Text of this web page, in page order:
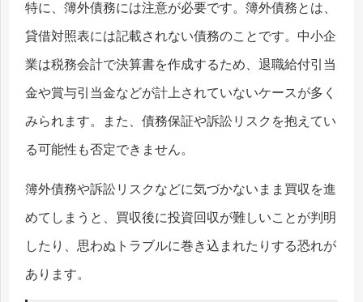
特に、簿外債務には注意が必要です。簿外債務とは、
貸借対照表には記載されない債務のことです。中小企
業は税務会計で決算書を作成するため、退職給付引当
金や賞与引当金などが計上されていないケースが多く
みられます。また、債務保証や訴訟リスクを抱えてい
る可能性も否定できません。
簿外債務や訴訟リスクなどに気づかないまま買収を進
めてしまうと、買収後に投資回収が難しいことが判明
したり、思わぬトラブルに巻き込まれたりする恐れが
あります。